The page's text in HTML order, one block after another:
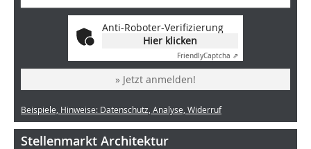
Anti-Roboter-Verifizierung
Hier klicken
FriendlyCaptcha ⇗
» Jetzt anmelden!
Beispiele, Hinweise: Datenschutz, Analyse, Widerruf
Stellenmarkt Architektur